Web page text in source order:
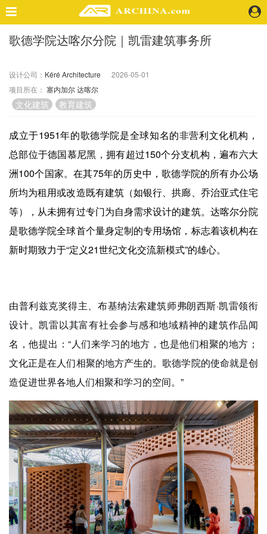
精选案例
景 观
室 内
视 频
头条资讯
机 构
人 物
地 产
快速搜索
企业会员
关于投稿
广告投放
关于我们
歌德学院达喀尔分院｜凯雷建筑事务所
设计公司： Kéré Architecture
2026-05-01
项目所在： 塞内加尔达喀尔
文化建筑 教育建筑
成立于1951年的歌德学院是全球知名的非营利文化机构，
总部位于德国慕尼黑，拥有超过150个分支机构，遍布六大
洲100个国家。在其75年的历史中，歌德学院的所有办公场
所均为租用或改造既有建筑（如银行、拱廊、乔治亚式住宅
等），从未拥有过专门为自身需求设计的建筑。达喀尔分院
是歌德学院全球首个量身定制的专用场馆，标志着该机构在
新时期致力于“定义21世纪文化交流新模式”的雄心。
由普利兹克奖得主、布基纳法索建筑师弗朗西斯·凯雷领衔
设计。凯雷以其富有社会参与感和地域精神的建筑作品闻
名，他提出：“人们来学习的地方，也是他们相聚的地方；
文化正是在人们相聚的地方产生的。歌德学院的使命就是创
造促进世界各地人们相聚和学习的空间。”